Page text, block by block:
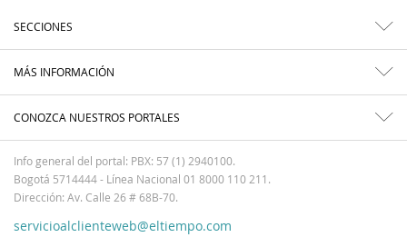
SECCIONES
MÁS INFORMACIÓN
CONOZCA NUESTROS PORTALES
Info general del portal: PBX: 57 (1) 2940100.
Bogotá 5714444 - Línea Nacional 01 8000 110 211.
Dirección: Av. Calle 26 # 68B-70.
servicioalclienteweb@eltiempo.com